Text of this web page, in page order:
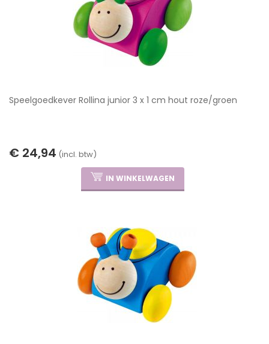
Speelgoedkever Rollina junior 3 x 1 cm hout roze/groen
€ 24,94 (incl. btw)
IN WINKELWAGEN